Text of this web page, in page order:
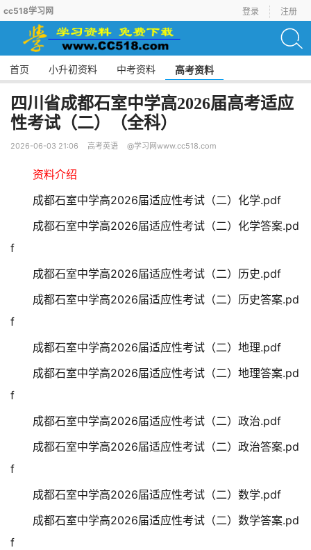
cc518学习网 登录 注册
首页 小升初资料 中考资料 高考资料
四川省成都石室中学高2026届高考适应
性考试（二）（全科）
2026-06-03 21:06 高考英语 @学习网www.cc518.com
资料介绍
成都石室中学高2026届适应性考试（二）化学.pdf
成都石室中学高2026届适应性考试（二）化学答案.pd
f
成都石室中学高2026届适应性考试（二）历史.pdf
成都石室中学高2026届适应性考试（二）历史答案.pd
f
成都石室中学高2026届适应性考试（二）地理.pdf
成都石室中学高2026届适应性考试（二）地理答案.pd
f
成都石室中学高2026届适应性考试（二）政治.pdf
成都石室中学高2026届适应性考试（二）政治答案.pd
f
成都石室中学高2026届适应性考试（二）数学.pdf
成都石室中学高2026届适应性考试（二）数学答案.pd
f